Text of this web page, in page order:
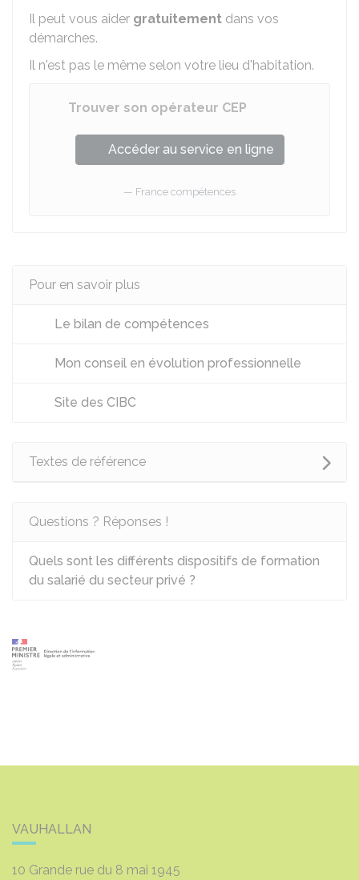
Il peut vous aider gratuitement dans vos
démarches.
Il n'est pas le même selon votre lieu d'habitation.
Trouver son opérateur CEP
Accéder au service en ligne
France compétences
Pour en savoir plus
Le bilan de compétences
Mon conseil en évolution professionnelle
Site des CIBC
Textes de référence
Questions ? Réponses !
Quels sont les différents dispositifs de formation
du salarié du secteur privé ?
VAUHALLAN
10 Grande rue du 8 mai 1945